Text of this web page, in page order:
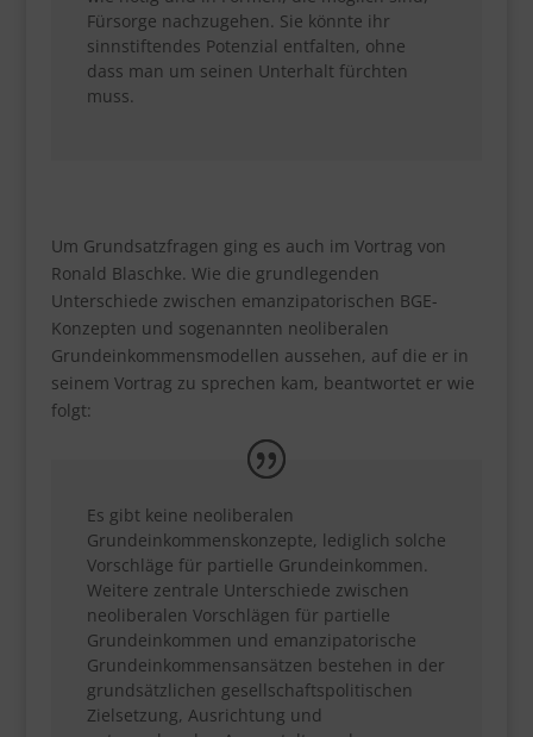
Fürsorge nachzugehen. Sie könnte ihr
sinnstiftendes Potenzial entfalten, ohne
dass man um seinen Unterhalt fürchten
muss.
Um Grundsatzfragen ging es auch im Vortrag von
Ronald Blaschke. Wie die grundlegenden
Unterschiede zwischen emanzipatorischen BGE-
Konzepten und sogenannten neoliberalen
Grundeinkommensmodellen aussehen, auf die er in
seinem Vortrag zu sprechen kam, beantwortet er wie
folgt:
Es gibt keine neoliberalen
Grundeinkommenskonzepte, lediglich solche
Vorschläge für partielle Grundeinkommen.
Weitere zentrale Unterschiede zwischen
neoliberalen Vorschlägen für partielle
Grundeinkommen und emanzipatorische
Grundeinkommensansätzen bestehen in der
grundsätzlichen gesellschaftspolitischen
Zielsetzung, Ausrichtung und